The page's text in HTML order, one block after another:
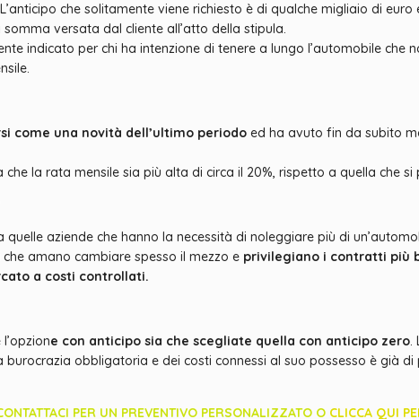
che solitamente viene richiesto è di qualche migliaio di
versata dal cliente all’atto della stipula.
indicato per chi ha intenzione di tenere a lungo l’automobile che
come una novità dell’ultimo periodoed ha avuto fin da subito
la rata mensile sia più alta di circa il 20%, rispetto a quella che
quelle aziende che hanno la necessità di noleggiare più di
amano cambiare spesso il mezzo e privilegiano i contratti più
a costi controllati.
e con anticipo sia che scegliate quella con anticipo zero.
obbligatoria e dei costi connessi al suo possesso è già di
PER UN PREVENTIVO PERSONALIZZATO O CLICCA QUI